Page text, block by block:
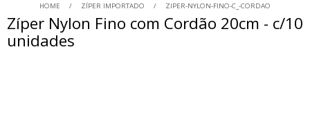
HOME ZÍPER IMPORTADO ZIPER-NYLON-FINO-C_-CORDAO
Zíper Nylon Fino com Cordão 20cm - c/10
unidades